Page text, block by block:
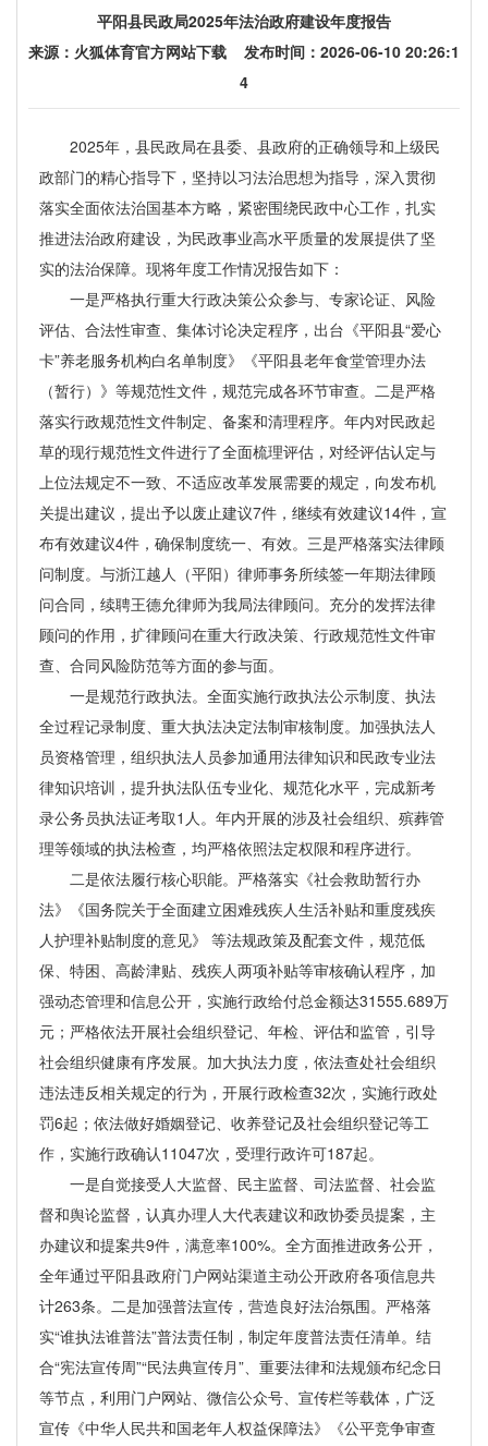
平阳县民政局2025年法治政府建设年度报告
来源： 火狐体育官方网站下载 发布时间：2026-06-10 20:26:1
4
2025年，县民政局在县委、县政府的正确领导和上级民
政部门的精心指导下，坚持以习法治思想为指导，深入贯彻
落实全面依法治国基本方略，紧密围绕民政中心工作，扎实
推进法治政府建设，为民政事业高水平质量的发展提供了坚
实的法治保障。现将年度工作情况报告如下：
一是严格执行重大行政决策公众参与、专家论证、风险
评估、合法性审查、集体讨论决定程序，出台《平阳县“爱心
卡”养老服务机构白名单制度》《平阳县老年食堂管理办法
（暂行）》等规范性文件，规范完成各环节审查。二是严格
落实行政规范性文件制定、备案和清理程序。年内对民政起
草的现行规范性文件进行了全面梳理评估，对经评估认定与
上位法规定不一致、不适应改革发展需要的规定，向发布机
关提出建议，提出予以废止建议7件，继续有效建议14件，宣
布有效建议4件，确保制度统一、有效。三是严格落实法律顾
问制度。与浙江越人（平阳）律师事务所续签一年期法律顾
问合同，续聘王德允律师为我局法律顾问。充分的发挥法律
顾问的作用，扩律顾问在重大行政决策、行政规范性文件审
查、合同风险防范等方面的参与面。
一是规范行政执法。全面实施行政执法公示制度、执法
全过程记录制度、重大执法决定法制审核制度。加强执法人
员资格管理，组织执法人员参加通用法律知识和民政专业法
律知识培训，提升执法队伍专业化、规范化水平，完成新考
录公务员执法证考取1人。年内开展的涉及社会组织、殡葬管
理等领域的执法检查，均严格依照法定权限和程序进行。
二是依法履行核心职能。严格落实《社会救助暂行办
法》《国务院关于全面建立困难残疾人生活补贴和重度残疾
人护理补贴制度的意见》 等法规政策及配套文件，规范低
保、特困、高龄津贴、残疾人两项补贴等审核确认程序，加
强动态管理和信息公开，实施行政给付总金额达31555.689万
元；严格依法开展社会组织登记、年检、评估和监管，引导
社会组织健康有序发展。加大执法力度，依法查处社会组织
违法违反相关规定的行为，开展行政检查32次，实施行政处
罚6起；依法做好婚姻登记、收养登记及社会组织登记等工
作，实施行政确认11047次，受理行政许可187起。
一是自觉接受人大监督、民主监督、司法监督、社会监
督和舆论监督，认真办理人大代表建议和政协委员提案，主
办建议和提案共9件，满意率100%。全方面推进政务公开，
全年通过平阳县政府门户网站渠道主动公开政府各项信息共
计263条。二是加强普法宣传，营造良好法治氛围。严格落
实“谁执法谁普法”普法责任制，制定年度普法责任清单。结
合“宪法宣传周”“民法典宣传月”、重要法律和法规颁布纪念日
等节点，利用门户网站、微信公众号、宣传栏等载体，广泛
宣传《中华人民共和国老年人权益保障法》《公平竞争审查